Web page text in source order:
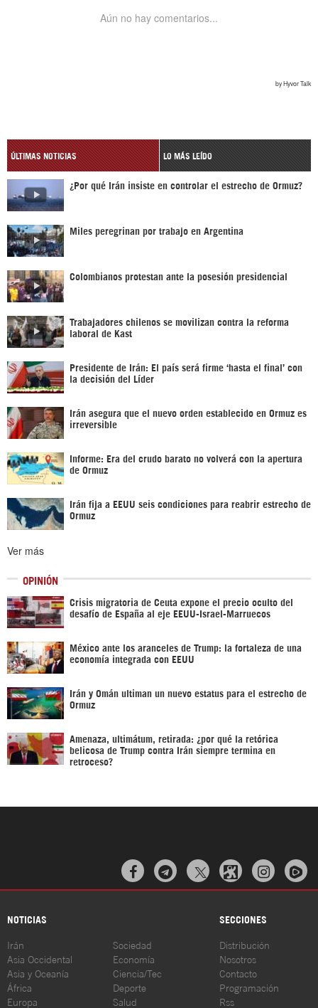
ÚLTIMAS NOTICIAS LO MÁS LEÍDO
¿Por qué Irán insiste en controlar el estrecho de Ormuz?
Miles peregrinan por trabajo en Argentina
Colombianos protestan ante la posesión presidencial
Trabajadores chilenos se movilizan contra la reforma
laboral de Kast
Presidente de Irán: El país será firme ‘hasta el final’ con
la decisión del Líder
Irán asegura que el nuevo orden establecido en Ormuz es
irreversible
Informe: Era del crudo barato no volverá con la apertura
de Ormuz
Irán fija a EEUU seis condiciones para reabrir estrecho de
Ormuz
Ver más
OPINIÓN
Crisis migratoria de Ceuta expone el precio oculto del
desafío de España al eje EEUU-Israel-Marruecos
México ante los aranceles de Trump: la fortaleza de una
economía integrada con EEUU
Irán y Omán ultiman un nuevo estatus para el estrecho de
Ormuz
Amenaza, ultimátum, retirada: ¿por qué la retórica
belicosa de Trump contra Irán siempre termina en
retroceso?
  
NOTICIAS SECCIONES
Irán
Asia Occidental
Asia y Oceanía
África
Europa
Sociedad
Economía
Ciencia/Tec
Deporte
Salud
Distribución
Nosotros
Contacto
Programación
Rss